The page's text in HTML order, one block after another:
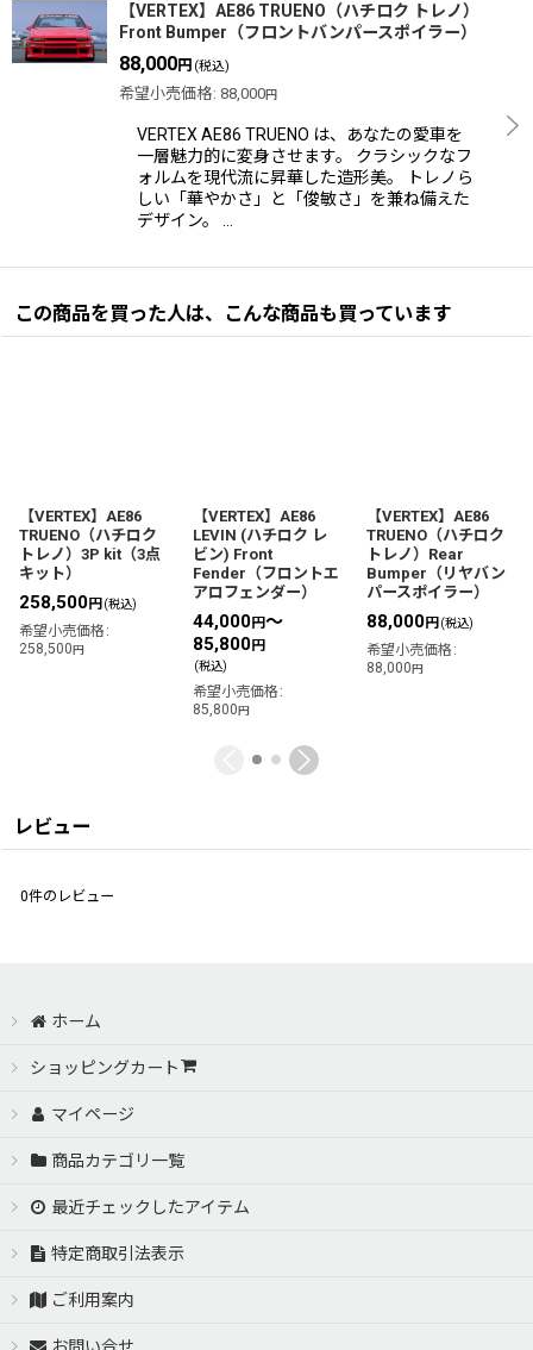
【VERTEX】AE86 TRUENO（ハチロク トレノ）
Front Bumper（フロントバンパースポイラー）
88,000円 (税込)
希望小売価格: 88,000円
VERTEX AE86 TRUENO は、あなたの愛車を
一層魅力的に変身させます。 クラシックなフ
ォルムを現代流に昇華した造形美。 トレノら
しい「華やかさ」と「俊敏さ」を兼ね備えた
デザイン。 …
この商品を買った人は、こんな商品も買っています
【VERTEX】AE86
TRUENO（ハチロク
トレノ）3P kit（3点
キット）
258,500円 (税込)
希望小売価格 :
258,500円
【VERTEX】AE86
LEVIN (ハチロク レ
ビン) Front
Fender（フロントエ
アロフェンダー）
44,000円～
85,800円
(税込)
希望小売価格 :
85,800円
【VERTEX】AE86
TRUENO（ハチロク
トレノ）Rear
Bumper（リヤバン
パースポイラー）
88,000円 (税込)
希望小売価格 :
88,000円
レビュー
0件のレビュー
ホーム
ショッピングカート
マイページ
商品カテゴリ一覧
最近チェックしたアイテム
特定商取引法表示
ご利用案内